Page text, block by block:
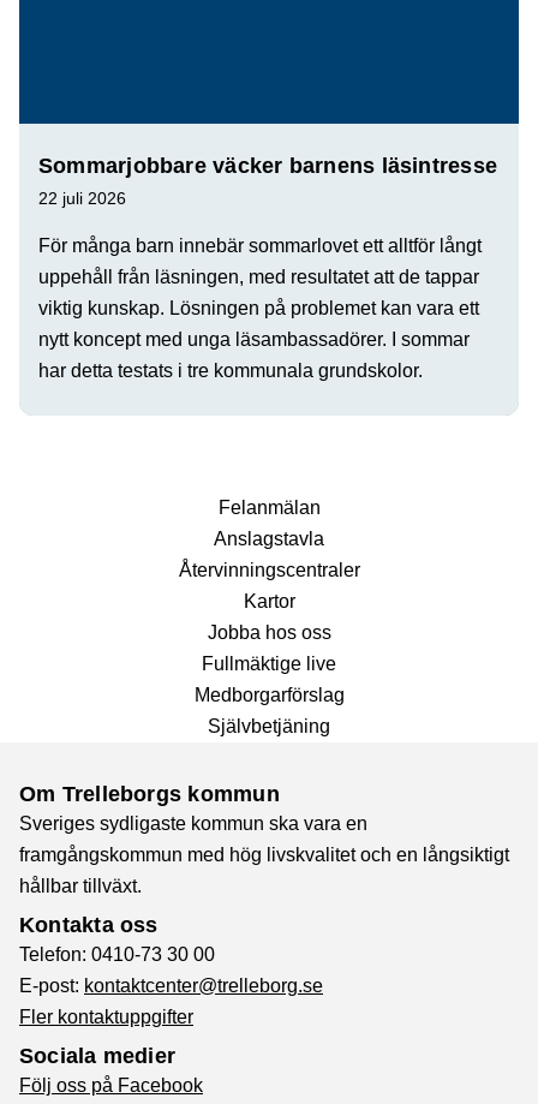
Sommarjobbare väcker barnens läsintresse
22 juli 2026
För många barn innebär sommarlovet ett alltför långt
uppehåll från läsningen, med resultatet att de tappar
viktig kunskap. Lösningen på problemet kan vara ett
nytt koncept med unga läsambassadörer. I sommar
har detta testats i tre kommunala grundskolor.
Fel­anmälan
Anslags­tavla
Återvinnings­centraler
Kartor
Jobba hos oss
Fullmäktige live
Medborgarförslag
Självbetjäning
Om Trelleborgs kommun
Sveriges sydligaste kommun ska vara en
framgångskommun med hög livskvalitet och en långsiktigt
hållbar tillväxt.
Kontakta oss
Telefon: 0410-73 30 00
E-post: kontaktcenter@trelleborg.se
Fler kontaktuppgifter
Sociala medier
Följ oss på Facebook